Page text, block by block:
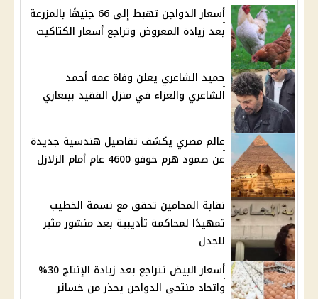
أسعار الدواجن تهبط إلى 66 جنيهًا بالمزرعة
بعد زيادة المعروض وتراجع أسعار الكتاكيت
حميد الشاعري يعلن وفاة عمه أحمد
الشاعري والعزاء في منزل الفقيد ببنغازي
عالم مصري يكشف تفاصيل هندسية جديدة
عن صمود هرم خوفو 4600 عام أمام الزلازل
نقابة المحامين تحقق مع نسمة الخطيب
تمهيدًا لمحاكمة تأديبية بعد منشور مثير
للجدل
أسعار البيض تتراجع بعد زيادة الإنتاج 30%
واتحاد منتجي الدواجن يحذر من خسائر